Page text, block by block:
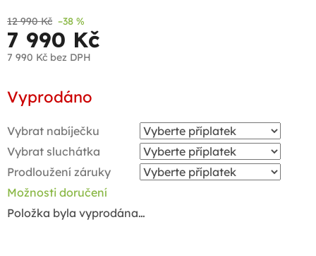
12 990 Kč –38 %
7 990 Kč
7 990 Kč bez DPH
cena:
Vyprodáno
Vybrat nabíječku
Vybrat sluchátka
Prodloužení záruky
Možnosti doručení
Položka byla vyprodána…